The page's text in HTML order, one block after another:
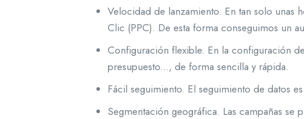
Velocidad de lanzamiento. En tan solo unas
Clic (PPC). De esta forma conseguimos un
Configuración flexible. En la configuración
presupuesto..., de forma sencilla y rápida.
Fácil seguimiento. El seguimiento de datos
Segmentación geográfica. Las campañas se